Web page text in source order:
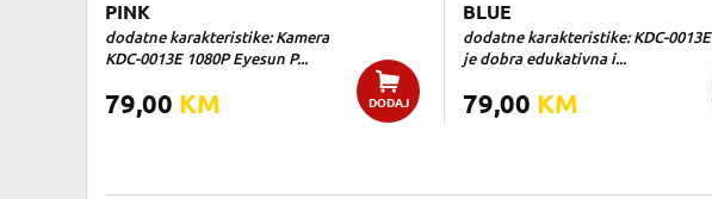
PINK
dodatne karakteristike: Kamera
KDC-0013E 1080P Eyesun P...
79,00 KM DODAJ
BLUE
dodatne karakteristike: KDC-0013E
je dobra edukativna i...
79,00 KM